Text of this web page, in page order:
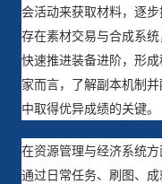
会活动来获取材料，逐
存在素材交易与合成系
快速推进装备进阶，形
家而言，了解副本机制
中取得优异成绩的关键。
在资源管理与经济系统
通过日常任务、刷图、成